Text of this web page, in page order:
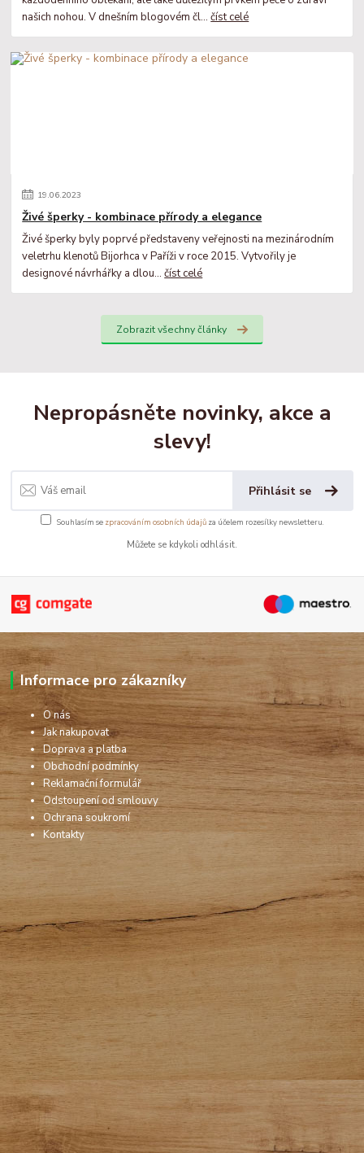
našich nohou. V dnešním blogovém čl...číst celé
19.06.2023
Živé šperky - kombinace přírody a elegance
Živé šperky byly poprvé představeny veřejnosti na mezinárodním
veletrhu klenotů Bijorhca v Paříži v roce 2015. Vytvořily je
designové návrhářky a dlou...číst celé
Zobrazit všechny články
Nepropásněte novinky, akce a
slevy!
Přihlásit se
Souhlasím se zpracováním osobních údajůza účelem rozesílky newsletteru.
Můžete se kdykoli odhlásit.
Informace pro zákazníky
O nás
Jak nakupovat
Doprava a platba
Obchodní podmínky
Reklamační formulář
Odstoupení od smlouvy
Ochrana soukromí
Kontakty